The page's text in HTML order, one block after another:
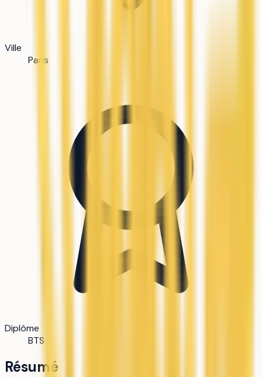
Ville
Paris
Diplôme
BTS
Résumé